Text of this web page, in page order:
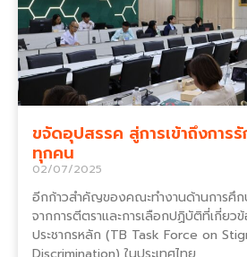
ขจัดอุปสรรค สู่การเข้าถึงการ
ทุกคน
02/07/2025
อีกก้าวสำคัญของคณะทำงานด้านการศึ
จากการตีตราและการเลือกปฏิบัติที่เกี่ย
ประชากรหลัก (TB Task Force on